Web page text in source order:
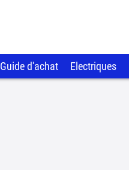
Guide d'achat Electriques